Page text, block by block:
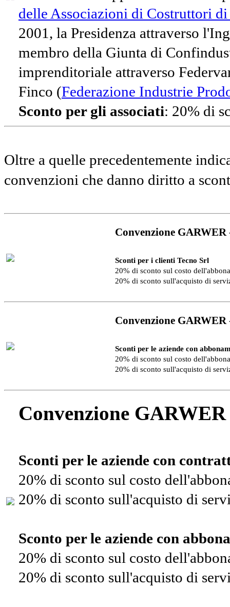
delle Associazioni di Costruttori
2001, la Presidenza attraverso
membro della Giunta di
imprenditoriale attraverso
Finco (Federazione Industrie
Sconto per gli associati: 20% di
Oltre a quelle precedentemente
convenzioni che danno diritto a
Convenzione
Sconti per i clienti Tecno Srl
20% di sconto sul costo
20% di sconto sull'acquisto di
Convenzione
Sconti per le aziende con
20% di sconto sul costo
20% di sconto sull'acquisto di
Convenzione
Sconti per le aziende con
20% di sconto sul costo
20% di sconto sull'acquisto di
Sconto per le aziende con
20% di sconto sul costo
20% di sconto sull'acquisto di